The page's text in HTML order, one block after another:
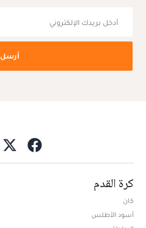
أرسل
كرة القدم
كان
أسود الأطلس